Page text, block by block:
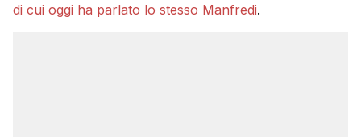
di cui oggi ha parlato lo stesso Manfredi.